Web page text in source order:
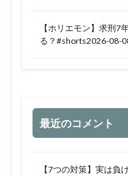
【ホリエモン】求刑7
る？#shorts2026-08-
最近のコメント
【7つの対策】実は負